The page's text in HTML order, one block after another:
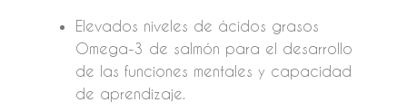
Elevados niveles de ácidos grasos
Omega-3 de salmón para el desarrollo
de las funciones mentales y capacidad
de aprendizaje.